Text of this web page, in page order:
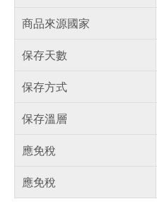
商品來源國家
保存天數
保存方式
保存溫層
應免稅
應免稅